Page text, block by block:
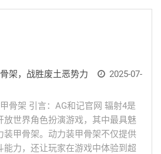
架，战胜废土恶势力
2025-07-
骨架 引言：AG和记官网 辐射4是
放世界角色扮演游戏，其中最具魅
装甲骨架。动力装甲骨架不仅提供
能力，还让玩家在游戏中体验到超